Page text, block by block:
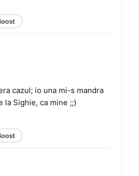
cazul; io una mi-s mandra
la Sighie, ca mine ;;)